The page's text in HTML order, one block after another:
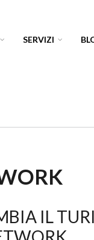
SERVIZI
IL